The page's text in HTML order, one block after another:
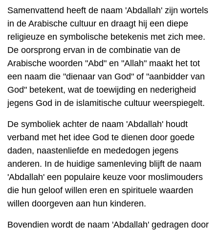
Samenvattend heeft de naam 'Abdallah' zijn wortels
in de Arabische cultuur en draagt ​​hij een diepe
religieuze en symbolische betekenis met zich mee.
De oorsprong ervan in de combinatie van de
Arabische woorden "Abd" en "Allah" maakt het tot
een naam die "dienaar van God" of "aanbidder van
God" betekent, wat de toewijding en nederigheid
jegens God in de islamitische cultuur weerspiegelt.
De symboliek achter de naam 'Abdallah' houdt
verband met het idee God te dienen door goede
daden, naastenliefde en mededogen jegens
anderen. In de huidige samenleving blijft de naam
'Abdallah' een populaire keuze voor moslimouders
die hun geloof willen eren en spirituele waarden
willen doorgeven aan hun kinderen.
Bovendien wordt de naam 'Abdallah' gedragen door